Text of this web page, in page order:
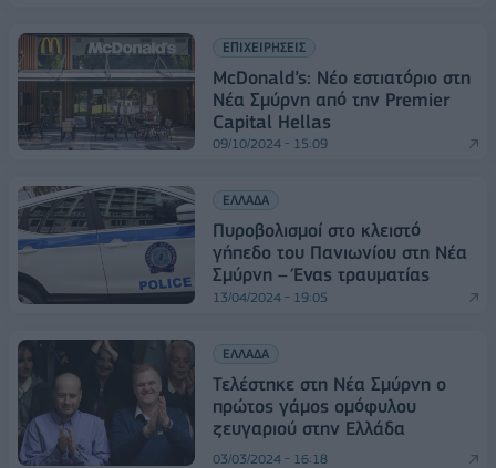
ΕΠΙΧΕΙΡΗΣΕΙΣ
McDonald’s: Νέο εστιατόριο στη
Νέα Σμύρνη από την Premier
Capital Hellas
09/10/2024 - 15:09
ΕΛΛΑΔΑ
Πυροβολισμοί στο κλειστό
γήπεδο του Πανιωνίου στη Νέα
Σμύρνη – Ένας τραυματίας
13/04/2024 - 19:05
ΕΛΛΑΔΑ
Τελέστηκε στη Νέα Σμύρνη ο
πρώτος γάμος ομόφυλου
ζευγαριού στην Ελλάδα
03/03/2024 - 16:18